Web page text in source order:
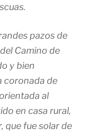
pazos de
Camino de
y bien
coronada de
al
en casa rural,
que fue solar de